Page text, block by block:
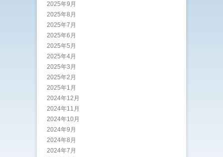
2025年9月
2025年8月
2025年7月
2025年6月
2025年5月
2025年4月
2025年3月
2025年2月
2025年1月
2024年12月
2024年11月
2024年10月
2024年9月
2024年8月
2024年7月